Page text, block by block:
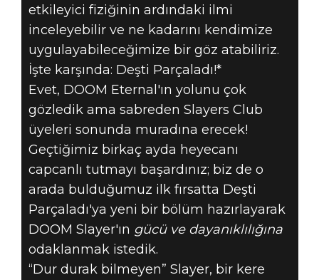
DEŞTI
PARÇALADI #7 -
GÜÇ VE
DAYANIKLILIK
BIZIM İŞIMIZ
etkileyici fiziğinin ardındaki ilmi
inceleyebilir ve ne kadarını kendimize
uygulayabileceğimize bir göz atabiliriz.
İşte karşında: Deşti Parçaladı!*
Evet, DOOM Eternal'ın yolunu çok
gözledik ama sabreden Slayers Club
üyeleri sonunda muradına erecek!
Geçtiğimiz birkaç ayda heyecanı
capcanlı tutmayı başardınız; biz de o
arada bulduğumuz ilk fırsatta Deşti
Parçaladı'ya yeni bir bölüm hazırlayarak
DOOM Slayer'ın gücü ve dayanıklılığına
odaklanmak istedik.
“Dur durak bilmeyen” Slayer, bir kere